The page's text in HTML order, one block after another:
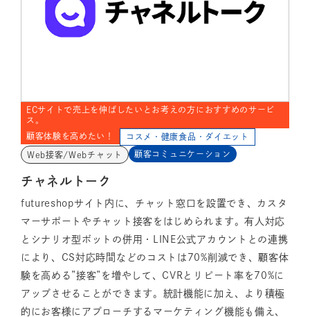
ECサイトで売上を伸ばしたいとお考えの方におすすめのサービ
ス。
顧客体験を高めたい！
コスメ・健康食品・ダイエット
Web接客/Webチャット 顧客コミュニケーション
チャネルトーク
futureshopサイト内に、チャット窓口を設置でき、カスタ
マーサポートやチャット接客をはじめられます。有人対応
とシナリオ型ボットの併用・LINE公式アカウントとの連携
により、CS対応時間などのコストは70%削減でき、顧客体
験を高める”接客”を増やして、CVRとリピート率を70%に
アップさせることができます。統計機能に加え、より積極
的にお客様にアプローチするマーケティング機能も備え、